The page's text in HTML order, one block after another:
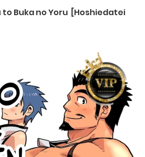
to Buka no Yoru [Hoshiedatei